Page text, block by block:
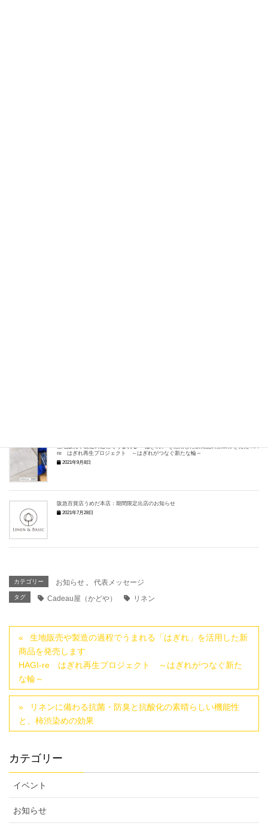
生地販売や製造の過程でうまれる 「はぎれ」 を活用した新商品の第二弾を発売 HAGI-
re はぎれ再生プロジェクト ～はぎれがつなぐ新たな輪～
2021年9月8日
阪急百貨店うめだ本店：期間限定出店のお知らせ
2021年7月28日
カテゴリー お知らせ 代表メッセージ
タグ Cadeau屋（かどや） リネン
生地販売や製造の過程でうまれる「はぎれ」を活用した新
商品を発売します
HAGI-re はぎれ再生プロジェクト ～はぎれがつなぐ新た
な輪～
リネンに備わる抗菌・防臭と抗酸化の素晴らしい機能性
と、柿渋染めの効果
カテゴリー
イベント
お知らせ